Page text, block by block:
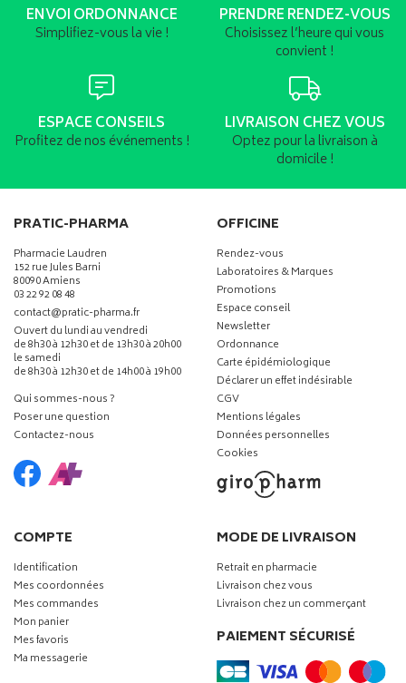
ENVOI ORDONNANCE
Simplifiez-vous la vie !
PRENDRE RENDEZ-VOUS
Choisissez l’heure qui vous
convient !
ESPACE CONSEILS
Profitez de nos événements !
LIVRAISON CHEZ VOUS
Optez pour la livraison à
domicile !
PRATIC-PHARMA
Pharmacie Laudren
152 rue Jules Barni
80090 Amiens
03 22 92 08 48
contact-
@-
pratic-pharma.fr
Ouvert du lundi au vendredi
de 8h30 à 12h30 et de 13h30 à 20h00
le samedi
de 8h30 à 12h30 et de 14h00 à 19h00
Qui sommes-nous ?
Poser une question
Contactez-nous
OFFICINE
Rendez-vous
Laboratoires & Marques
Promotions
Espace conseil
Newsletter
Ordonnance
Carte épidémiologique
Déclarer un effet indésirable
CGV
Mentions légales
Données personnelles
Cookies
COMPTE
Identification
Mes coordonnées
Mes commandes
Mon panier
Mes favoris
Ma messagerie
MODE DE LIVRAISON
Retrait en pharmacie
Livraison chez vous
Livraison chez un commerçant
PAIEMENT SÉCURISÉ